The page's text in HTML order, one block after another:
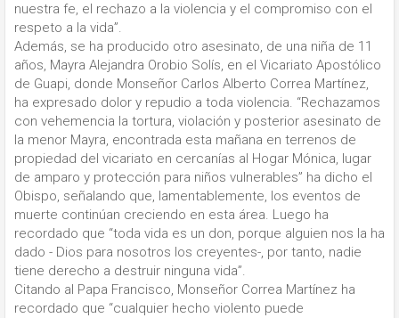
nuestra fe, el rechazo a la violencia y el compromiso con el
respeto a la vida”.
Además, se ha producido otro asesinato, de una niña de 11
años, Mayra Alejandra Orobio Solís, en el Vicariato Apostólico
de Guapi, donde Monseñor Carlos Alberto Correa Martínez,
ha expresado dolor y repudio a toda violencia. “Rechazamos
con vehemencia la tortura, violación y posterior asesinato de
la menor Mayra, encontrada esta mañana en terrenos de
propiedad del vicariato en cercanías al Hogar Mónica, lugar
de amparo y protección para niños vulnerables” ha dicho el
Obispo, señalando que, lamentablemente, los eventos de
muerte continúan creciendo en esta área. Luego ha
recordado que “toda vida es un don, porque alguien nos la ha
dado - Dios para nosotros los creyentes-, por tanto, nadie
tiene derecho a destruir ninguna vida”.
Citando al Papa Francisco, Monseñor Correa Martínez ha
recordado que “cualquier hecho violento puede